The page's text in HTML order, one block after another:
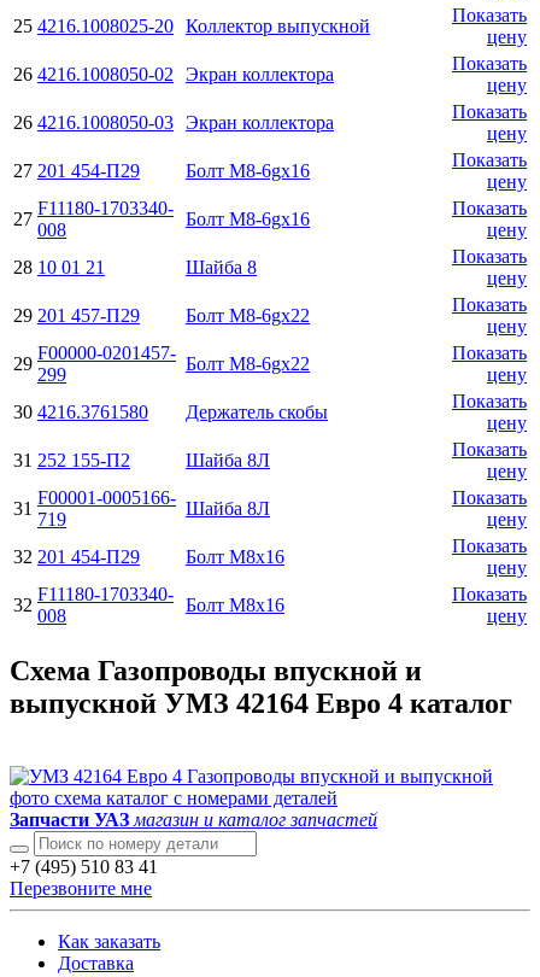
25 4216.1008025-20 Коллектор выпускной
Показать
цену
26 4216.1008050-02 Экран коллектора
Показать
цену
26 4216.1008050-03 Экран коллектора
Показать
цену
27 201 454-П29 Болт М8-6gx16
Показать
цену
27
F11180-1703340-
008
Болт М8-6gx16
Показать
цену
28 10 01 21 Шайба 8
Показать
цену
29 201 457-П29 Болт M8-6gx22
Показать
цену
29
F00000-0201457-
299
Болт M8-6gx22
Показать
цену
30 4216.3761580 Держатель скобы
Показать
цену
31 252 155-П2 Шайба 8Л
Показать
цену
31
F00001-0005166-
719
Шайба 8Л
Показать
цену
32 201 454-П29 Болт М8х16
Показать
цену
32
F11180-1703340-
008
Болт М8х16
Показать
цену
Схема Газопроводы впускной и
выпускной УМЗ 42164 Евро 4 каталог
Запчасти УАЗ магазин и каталог запчастей
+7 (495) 510 83 41
Перезвоните мне
Как заказать
Доставка